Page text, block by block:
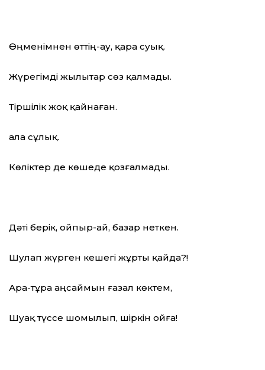
Өңменімнен өттің-ау, қара суық.
Жүрегімді жылытар сөз қалмады.
Тіршілік жоқ қайнаған.
Қала сұлық.
Көліктер де көшеде қозғалмады.
Дәті берік, ойпыр-ай, базар неткен.
Шулап жүрген кешегі жұрты қайда?!
Ара-тұра аңсаймын ғазал көктем,
Шуақ түссе шомылып, шіркін ойға!